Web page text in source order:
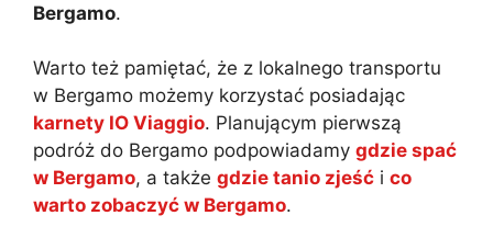
Bergamo.
Warto też pamiętać, że z lokalnego transportu
w Bergamo możemy korzystać posiadając
karnety IO Viaggio. Planującym pierwszą
podróż do Bergamo podpowiadamy gdzie spać
w Bergamo, a także gdzie tanio zjeść i co
warto zobaczyć w Bergamo.